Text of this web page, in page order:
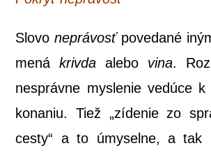
Slo­vo neprá­vosťpove­da­né
me­nákriv­da ale­bo vina.
nespráv­ne mys­le­nie vedú­ce k
kona­niu. Tiež „zíde­nie zo
ces­ty“ a to úmy­sel­ne, a